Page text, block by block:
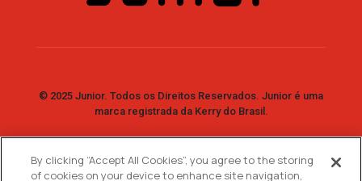
© 2025 Junior. Todos os Direitos Reservados. Junior é uma
marca registrada da Kerry do Brasil.
Fale Conosco
By clicking “Accept All Cookies”, you agree to the storing
of cookies on your device to enhance site navigation,